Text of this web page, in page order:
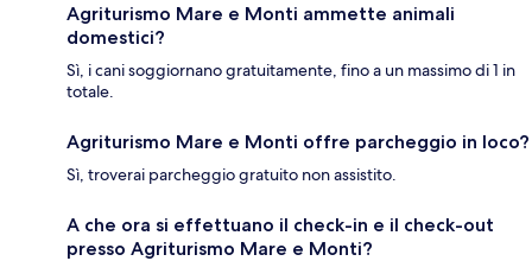
Agriturismo Mare e Monti ammette animali
domestici?
Sì, i cani soggiornano gratuitamente, fino a un massimo di 1 in
totale.
Agriturismo Mare e Monti offre parcheggio in loco?
Sì, troverai parcheggio gratuito non assistito.
A che ora si effettuano il check-in e il check-out
presso Agriturismo Mare e Monti?